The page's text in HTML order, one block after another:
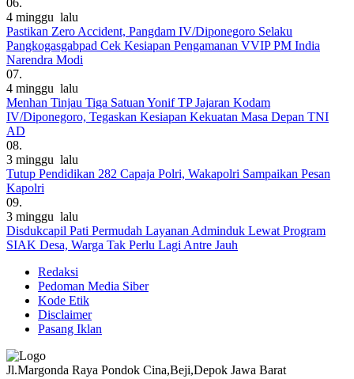
06.
4 minggu lalu
Pastikan Zero Accident, Pangdam IV/Diponegoro Selaku
Pangkogasgabpad Cek Kesiapan Pengamanan VVIP PM India
Narendra Modi
07.
4 minggu lalu
Menhan Tinjau Tiga Satuan Yonif TP Jajaran Kodam
IV/Diponegoro, Tegaskan Kesiapan Kekuatan Masa Depan TNI
AD
08.
3 minggu lalu
Tutup Pendidikan 282 Capaja Polri, Wakapolri Sampaikan Pesan
Kapolri
09.
3 minggu lalu
Disdukcapil Pati Permudah Layanan Adminduk Lewat Program
SIAK Desa, Warga Tak Perlu Lagi Antre Jauh
Redaksi
Pedoman Media Siber
Kode Etik
Disclaimer
Pasang Iklan
Jl.Margonda Raya Pondok Cina,Beji,Depok Jawa Barat